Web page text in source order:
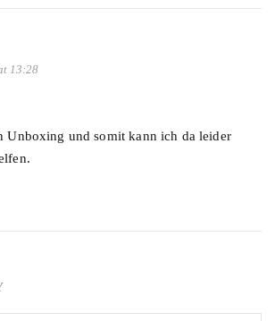
13:28
Unboxing und somit kann ich da leider